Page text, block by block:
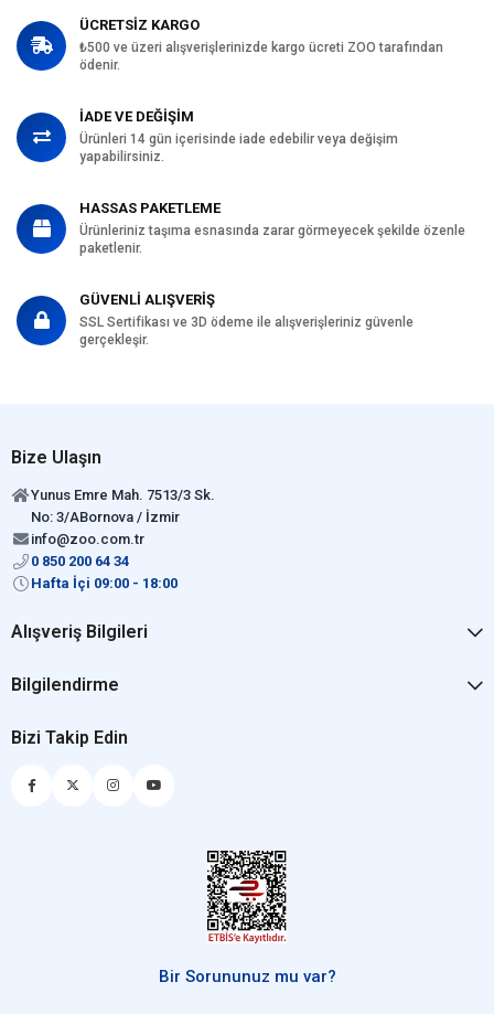
ÜCRETSİZ KARGO
₺500 ve üzeri alışverişlerinizde kargo ücreti ZOO tarafından
ödenir.
İADE VE DEĞİŞİM
Ürünleri 14 gün içerisinde iade edebilir veya değişim
yapabilirsiniz.
HASSAS PAKETLEME
Ürünleriniz taşıma esnasında zarar görmeyecek şekilde özenle
paketlenir.
GÜVENLİ ALIŞVERİŞ
SSL Sertifikası ve 3D ödeme ile alışverişleriniz güvenle
gerçekleşir.
Bize Ulaşın
Yunus Emre Mah. 7513/3 Sk.
No: 3/ABornova / İzmir
info@zoo.com.tr
0 850 200 64 34
Hafta İçi 09:00 - 18:00
Alışveriş Bilgileri
Bilgilendirme
Bizi Takip Edin
Bir Sorununuz mu var?